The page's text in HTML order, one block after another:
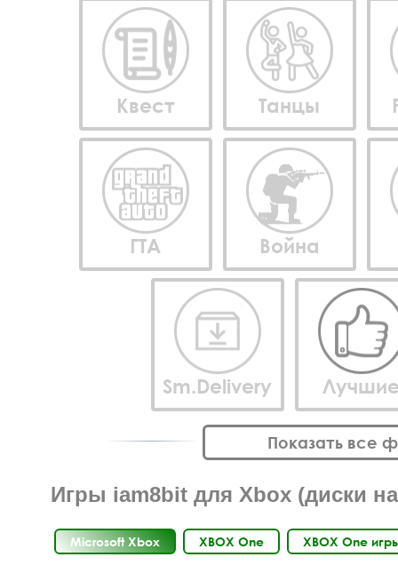
Квест Танцы
ГТА Война
Sm.Delivery
Показать все
Игры iam8bit для Xbox (диски
Microsoft Xbox XBOX One XBOX One